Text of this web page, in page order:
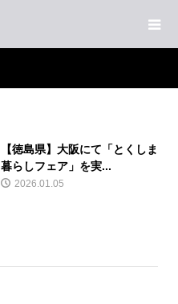
【徳島県】大阪にて「とくしま
暮らしフェア」を実...
2026.01.05